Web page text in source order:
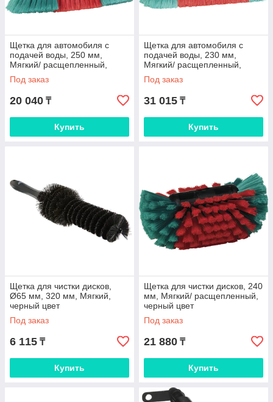
Щетка для автомобиля с
подачей воды, 250 мм,
Мягкий/ расщепленный,
черный цвет
Под заказ
20 040 ₸
Купить
Щетка для автомобиля с
подачей воды, 230 мм,
Мягкий/ расщепленный,
черный цвет
Под заказ
31 015 ₸
Купить
Щетка для чистки дисков,
Ø65 мм, 320 мм, Мягкий,
черный цвет
Под заказ
6 115 ₸
Купить
Щетка для чистки дисков, 240
мм, Мягкий/ расщепленный,
черный цвет
Под заказ
21 880 ₸
Купить